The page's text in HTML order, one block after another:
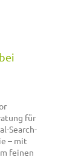
für
Search-
– mit
feinen